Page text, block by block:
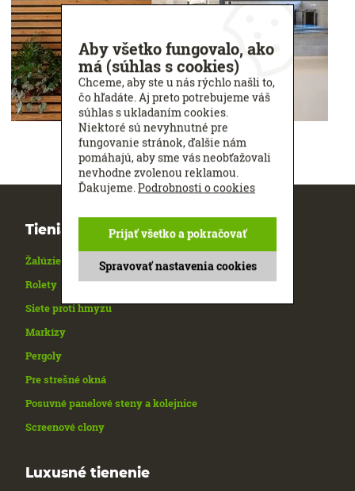
Tieniaca technika
Žalúzie
Rolety
Siete proti hmyzu
Markízy
Pergoly
Pre strešné okná
Posuvné panelové steny a kolejnice
Screenové clony
Luxusné tienenie
Aby všetko fungovalo, ako
má (súhlas s cookies)
Chceme, aby ste u nás rýchlo našli to,
čo hľadáte. Aj preto potrebujeme váš
súhlas s ukladaním cookies.
Niektoré sú nevyhnutné pre
fungovanie stránok, ďalšie nám
pomáhajú, aby sme vás neobťažovali
nevhodne zvolenou reklamou.
Ďakujeme.Podrobnosti o cookies
Spravovať nastavenia cookies
Prijať všetko a pokračovať